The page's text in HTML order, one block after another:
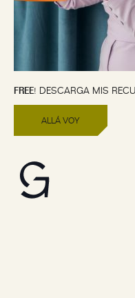
FREE! DESCARGA MIS
ALLÁ VOY